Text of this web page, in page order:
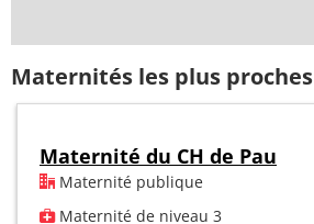
Maternités les plus
Maternité du CH de Pau
Maternité publique
Maternité de niveau 3